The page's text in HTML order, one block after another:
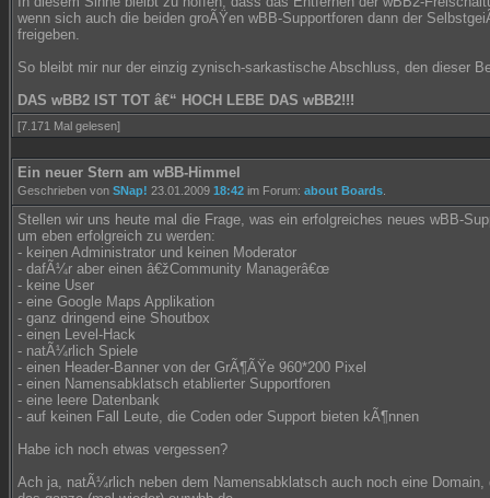
wenn sich auch die beiden groÃŸen wBB-Supportforen dann der
freigeben.
So bleibt mir nur der einzig zynisch-sarkastische Abschluss, den dieser
DAS wBB2 IST TOT â€“ HOCH LEBE DAS wBB2!!!
[7.171 Mal gelesen]
Ein neuer Stern am wBB-Himmel
Geschrieben von SNap! 23.01.2009 18:42 im Forum: about Boards
Stellen wir uns heute mal die Frage, was ein erfolgreiches neues wBB-
um eben erfolgreich zu werden:
- keinen Administrator und keinen Moderator
- dafÃ¼r aber einen â€žCommunity Managerâ€œ
- keine User
- eine Google Maps Applikation
- ganz dringend eine Shoutbox
- einen Level-Hack
- natÃ¼rlich Spiele
- einen Header-Banner von der GrÃ¶ÃŸe 960*200 Pixel
- einen Namensabklatsch etablierter Supportforen
- eine leere Datenbank
- auf keinen Fall Leute, die Coden oder Support bieten kÃ¶nnen
Habe ich noch etwas vergessen?
Ach ja, natÃ¼rlich neben dem Namensabklatsch auch noch eine